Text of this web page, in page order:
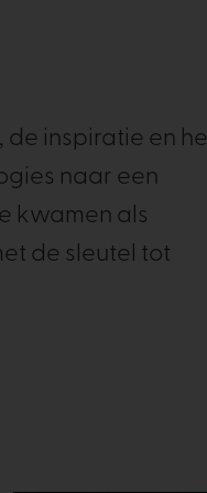
de inspiratie en
naar een
kwamen als
de sleutel tot